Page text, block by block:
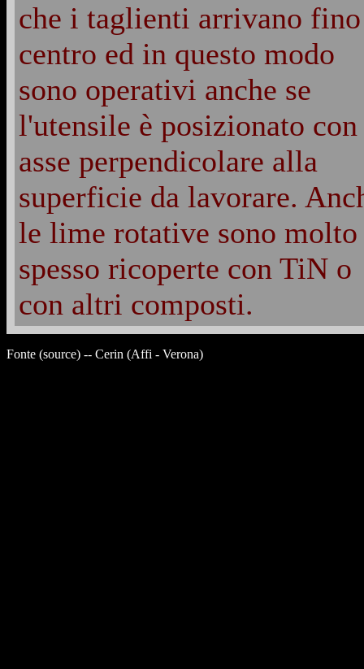
che i taglienti arrivano
centro ed in questo modo
sono operativi anche se
l'utensile è posizionato con
asse perpendicolare alla
superficie da lavorare.
le lime rotative sono molto
spesso ricoperte con TiN o
con altri composti.
Fonte (source) -- Cerin (Affi - Verona)